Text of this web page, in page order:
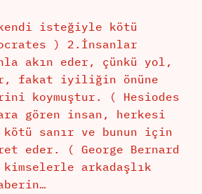
isteğiyle kötü
) 2.İnsanlar
akın eder, çünkü yol,
fakat iyiliğin önüne
koymuştur. ( Hesiodes
gören insan, herkesi
sanır ve bunun için
eder. ( George Bernard
kimselerle arkadaşlık